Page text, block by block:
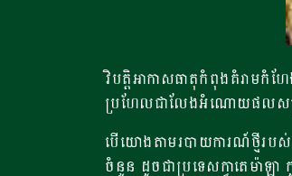
វិបត្ដិអាកាសធាតុកំពុងគំរាមកំ
ប្រហែលជាលែងអំណោយផលសម្
បើយោងតាមរបាយការណ៍ថ្មីរបស់
ចំនួន ដូចជាប្រទេសក្វាតេម៉ា